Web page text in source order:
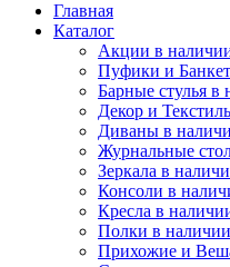
Главная
Каталог
Акции в
Пуфики и
Барные стулья в
Декор и
Диваны в
Журнальные
Зеркала в
Консоли в
Кресла в
Полки в наличии
Прихожие и